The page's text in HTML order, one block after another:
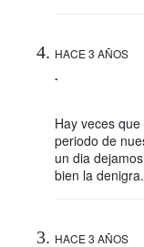
HACE 3 AÑOS
.
Hay veces
periodo de
un dia
bien la denigra.
HACE 3 AÑOS